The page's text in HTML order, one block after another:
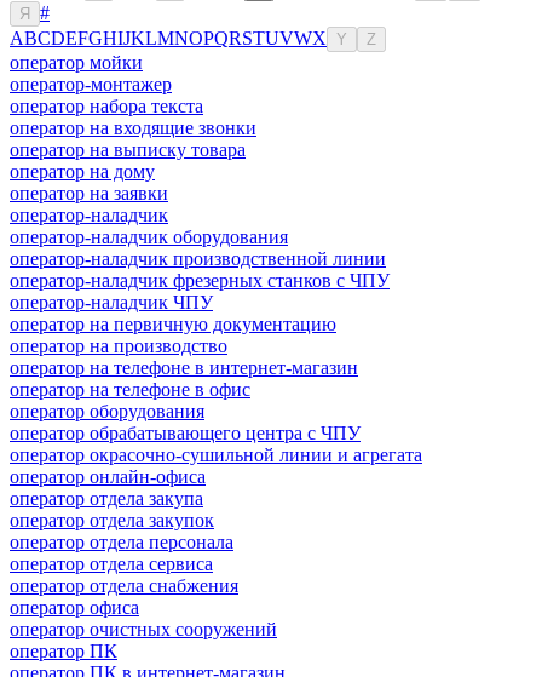
Я
#
ABCDEFGHIJKLMNOPQRSTUVWX Y Z
оператор мойки
оператор-монтажер
оператор набора текста
оператор на входящие звонки
оператор на выписку товара
оператор на дому
оператор на заявки
оператор-наладчик
оператор-наладчик оборудования
оператор-наладчик производственной линии
оператор-наладчик фрезерных станков с ЧПУ
оператор-наладчик ЧПУ
оператор на первичную документацию
оператор на производство
оператор на телефоне в интернет-магазин
оператор на телефоне в офис
оператор оборудования
оператор обрабатывающего центра с ЧПУ
оператор окрасочно-сушильной линии и агрегата
оператор онлайн-офиса
оператор отдела закупа
оператор отдела закупок
оператор отдела персонала
оператор отдела сервиса
оператор отдела снабжения
оператор офиса
оператор очистных сооружений
оператор ПК
оператор ПК в интернет-магазин